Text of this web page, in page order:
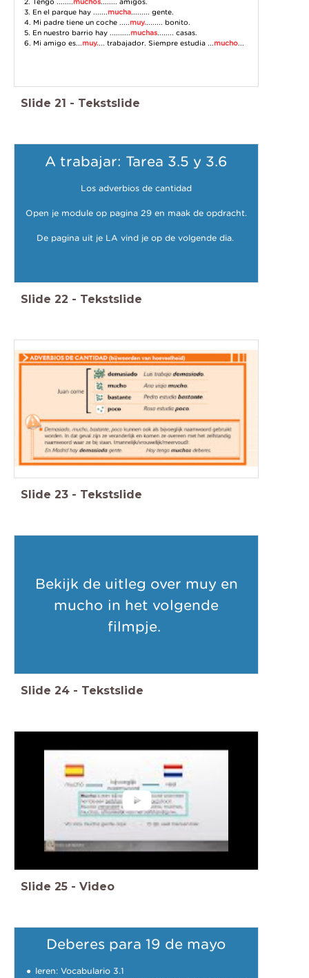
2. Tengo ........muchos........ amigos.
3. En el parque hay .......mucha......... gente.
4. Mi padre tiene un coche .....muy......... bonito.
5. En nuestro barrio hay ..........muchas........ casas.
6. Mi amigo es...muy.... trabajador. Siempre estudia ...mucho...
Slide 21 - Tekstslide
A trabajar: Tarea 3.5 y 3.6
Los adverbios de cantidad
Open je module op pagina 29 en maak de opdracht.
De pagina uit je LA vind je op de volgende dia.
Slide 22 - Tekstslide
Slide 23 - Tekstslide
Bekijk de uitleg over muy en
mucho in het volgende
filmpje.
Slide 24 - Tekstslide
Slide 25 - Video
Deberes para 19 de mayo
leren: Vocabulario 3.1